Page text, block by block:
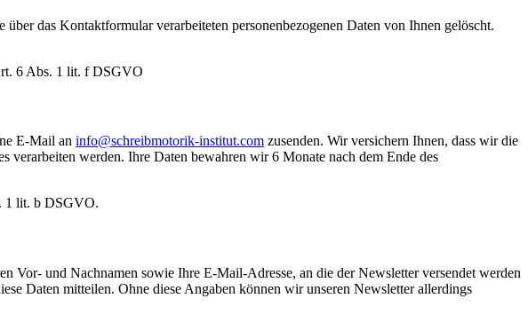
das Kontaktformular verarbeiteten personenbezogenen Daten von Ihnen gelöscht.
6 Abs. 1 lit. f DSGVO
E-Mail an info@schreibmotorik-institut.com zusenden. Wir versichern Ihnen, dass wir die
verarbeiten werden. Ihre Daten bewahren wir 6 Monate nach dem Ende des
1 lit. b DSGVO.
und Nachnamen sowie Ihre E-Mail-Adresse, an die der Newsletter versendet werden
Daten mitteilen. Ohne diese Angaben können wir unseren Newsletter allerdings